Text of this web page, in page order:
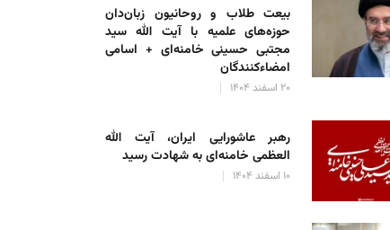
بیعت طلاب و روحانیون زبان‌دان
حوزه‌های علمیه با آیت الله سید
مجتبی حسینی خامنه‌ای + اسامی
امضاءکنندگان
۲۰ اسفند ۱۴۰۴
رهبر عاشورایی ایران، آیت الله
العظمی خامنه‌ای به شهادت رسید
۱۰ اسفند ۱۴۰۴